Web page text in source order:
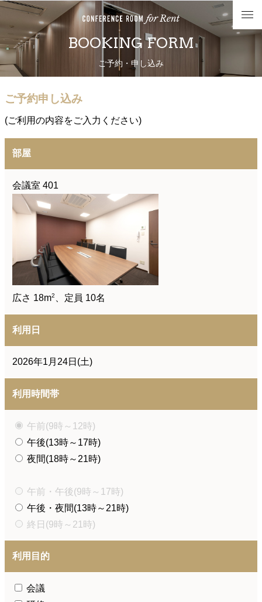
BOOKING FORM
ご予約・申し込み